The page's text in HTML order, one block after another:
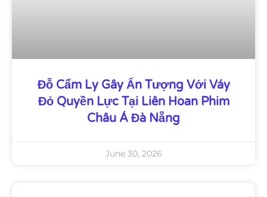
Đỗ Cẩm Ly Gây Ấn Tượng Với Váy
Đỏ Quyền Lực Tại Liên Hoan Phim
Châu Á Đà Nẵng
June 30, 2026